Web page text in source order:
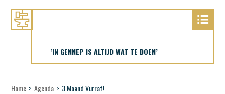
‘IN GENNEP IS ALTIJD WAT TE DOEN’
Home > Agenda > 3 Moand Vurraf!